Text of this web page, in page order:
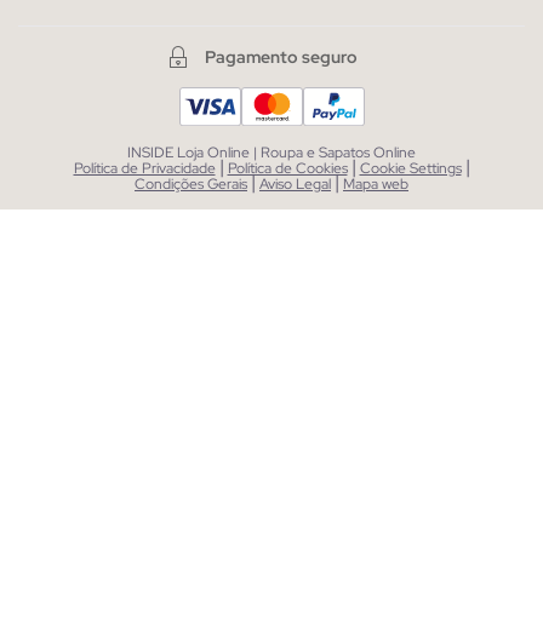
Pagamento seguro
INSIDE Loja Online | Roupa e Sapatos Online
Política de Privacidade | Política de Cookies | Cookie Settings |
Condições Gerais|Aviso Legal| Mapa web